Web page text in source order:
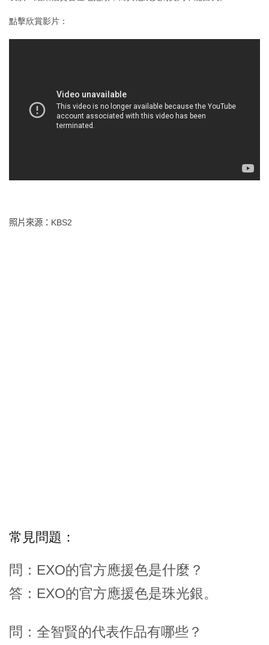
點擊欣賞影片：
照片來源：KBS2
常見問題：
問：EXO的官方應援色是什麼？
答：EXO的官方應援色是珠光銀。
問：全智賢的代表作品有哪些？